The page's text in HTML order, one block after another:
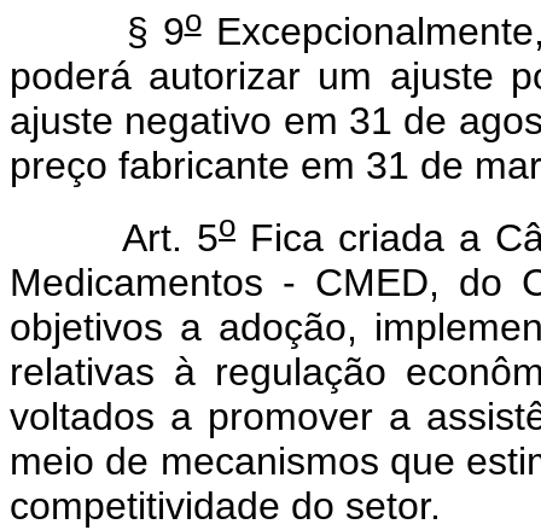
§ 9o
poderá autorizar um ajuste
ajuste negativo em 31 de
preço fabricante em 31 de
Art. 5o Fica criada a
Medicamentos - CMED, do
objetivos a adoção,
relativas à regulação
voltados a promover a
meio de mecanismos que
competitividade do setor.